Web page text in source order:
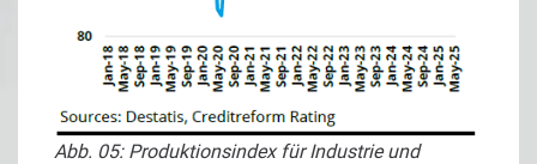
Abb. 05: Produktionsindex für Industrie und